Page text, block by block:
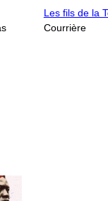
Les fils de la
Courrière